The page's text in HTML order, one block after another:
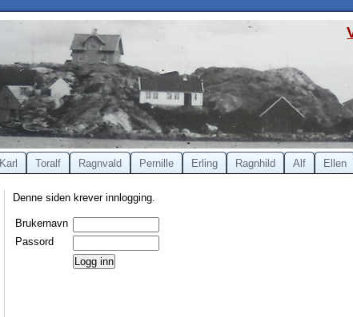
Karl Toralf Ragnvald Pernille Erling Ragnhild Alf Ellen
Denne siden krever innlogging.
Brukernavn
Passord